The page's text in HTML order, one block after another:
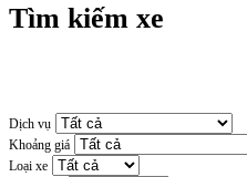
Tìm kiếm xe
Dịch vụ
Khoảng giá
Loại xe